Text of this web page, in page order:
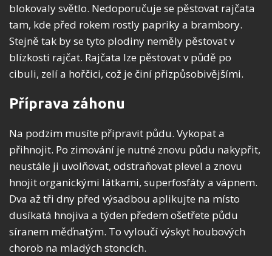
blokovaly světlo. Nedoporučuje se pěstovat rajčata
tam, kde před rokem rostly papriky a brambory.
Stejně tak by se tyto plodiny neměly pěstovat v
blízkosti rajčat. Rajčata lze pěstovat v půdě po
cibuli, zelí a hořčici, což je činí přizpůsobivějšími.
Příprava záhonu
Na podzim musíte připravit půdu. Vykopat a
přihnojit. Po zimování je nutné znovu půdu nakypřit,
neustále ji uvolňovat, odstraňovat plevel a znovu
hnojit organickými látkami, superfosfáty a vápnem.
Dva až tři dny před výsadbou aplikujte na místo
dusíkatá hnojiva a týden předem ošetřete půdu
síranem měďnatým. To vyloučí výskyt houbových
chorob na mladých stoncích.